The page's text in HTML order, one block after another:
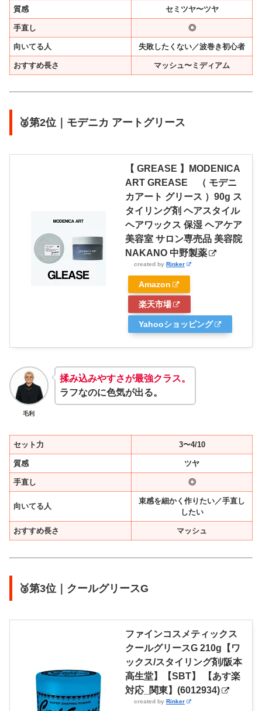
質感 セミツヤ〜ツヤ
手直し ◎
向いてる人 失敗したくない／波巻き初心者
おすすめ長さ マッシュ〜ミディアム
🥈第2位｜モデニカ アートグリース
【 GREASE 】MODENICA
ART GREASE （ モデニ
カアート グリース ）90g ス
タイリング剤 ヘアスタイル
ヘアワックス 保湿 ヘアケア
美容室 サロン専売品 美容院
NAKANO 中野製薬
created by Rinker
Amazon
楽天市場
Yahooショッピング
毛利
揉み込みやすさが最強クラス。
ラフなのに色気が出る。
セット力 3〜4/10
質感 ツヤ
手直し ◎
向いてる人
束感を細かく作りたい／手直し
したい
おすすめ長さ マッシュ
🥉第3位｜クールグリースG
ファインコスメティックス
クールグリースG 210g【ワ
ックス/スタイリング剤/阪本
高生堂】【SBT】 【あす楽
対応_関東】(6012934)
created by Rinker